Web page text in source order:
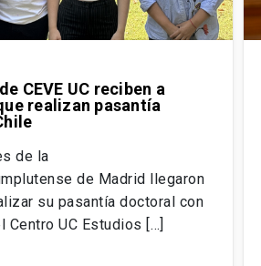
CEVE UC reciben a
realizan pasantía
de la
de Madrid llegaron
su pasantía doctoral con
Centro UC Estudios […]